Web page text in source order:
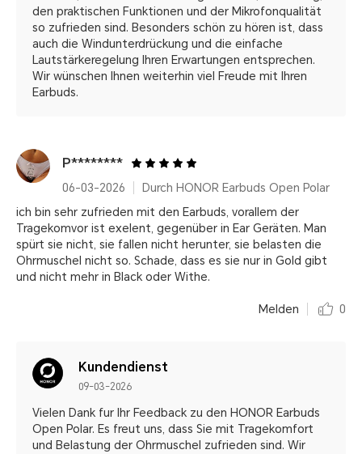
den praktischen Funktionen und der Mikrofonqualität
so zufrieden sind. Besonders schön zu hören ist, dass
auch die Windunterdrückung und die einfache
Lautstärkeregelung Ihren Erwartungen entsprechen.
Wir wünschen Ihnen weiterhin viel Freude mit Ihren
Earbuds.
P********
06-03-2026
Durch HONOR Earbuds Open Polar
ich bin sehr zufrieden mit den Earbuds, vorallem der
Tragekomvor ist exelent, gegenüber in Ear Geräten. Man
spürt sie nicht, sie fallen nicht herunter, sie belasten die
Ohrmuschel nicht so. Schade, dass es sie nur in Gold gibt
und nicht mehr in Black oder Withe.
Melden 0
Kundendienst
09-03-2026
Vielen Dank fur Ihr Feedback zu den HONOR Earbuds
Open Polar. Es freut uns, dass Sie mit Tragekomfort
und Belastung der Ohrmuschel zufrieden sind. Wir